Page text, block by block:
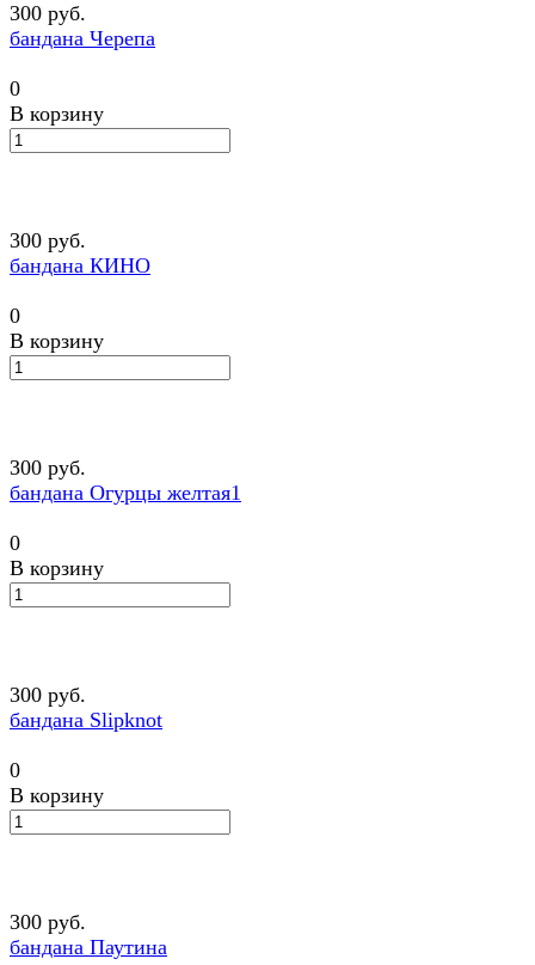
300 руб.
бандана Черепа
0
В корзину
300 руб.
бандана КИНО
0
В корзину
300 руб.
бандана Огурцы желтая1
0
В корзину
300 руб.
бандана Slipknot
0
В корзину
300 руб.
бандана Паутина